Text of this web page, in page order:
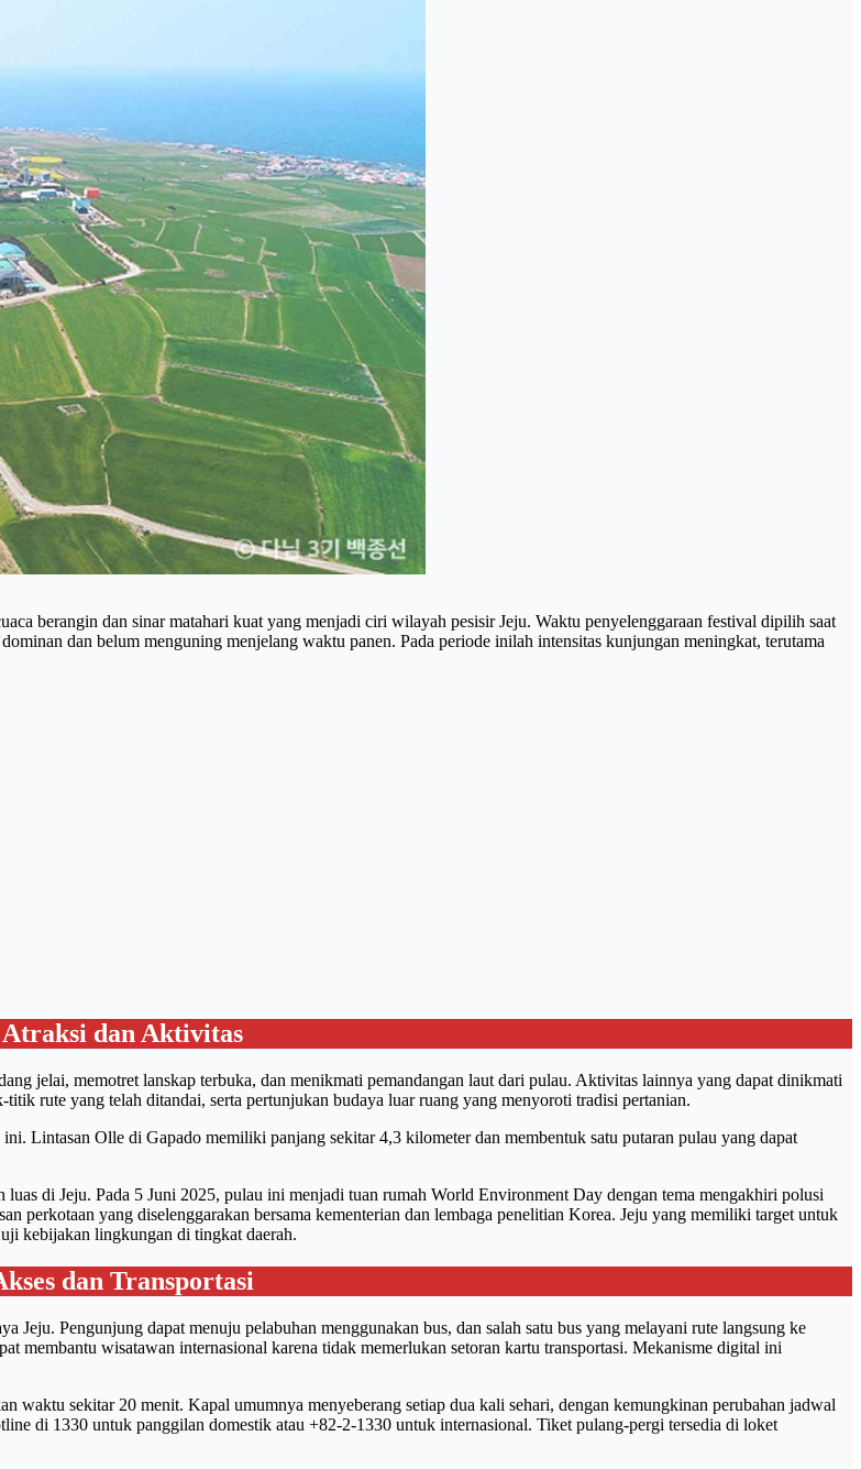
berangin dan sinar matahari kuat yang menjadi ciri wilayah pesisir Jeju. Waktu penyelenggaraan festival dipilih saat
dan belum menguning menjelang waktu panen. Pada periode inilah intensitas kunjungan meningkat, terutama
Atraksi dan Aktivitas
jelai, memotret lanskap terbuka, dan menikmati pemandangan laut dari pulau. Aktivitas lainnya yang dapat dinikmati
rute yang telah ditandai, serta pertunjukan budaya luar ruang yang menyoroti tradisi pertanian.
Lintasan Olle di Gapado memiliki panjang sekitar 4,3 kilometer dan membentuk satu putaran pulau yang dapat
di Jeju. Pada 5 Juni 2025, pulau ini menjadi tuan rumah World Environment Day dengan tema mengakhiri polusi
perkotaan yang diselenggarakan bersama kementerian dan lembaga penelitian Korea. Jeju yang memiliki target untuk
kebijakan lingkungan di tingkat daerah.
dan Transportasi
Jeju. Pengunjung dapat menuju pelabuhan menggunakan bus, dan salah satu bus yang melayani rute langsung ke
membantu wisatawan internasional karena tidak memerlukan setoran kartu transportasi. Mekanisme digital ini
waktu sekitar 20 menit. Kapal umumnya menyeberang setiap dua kali sehari, dengan kemungkinan perubahan jadwal
di 1330 untuk panggilan domestik atau +82-2-1330 untuk internasional. Tiket pulang-pergi tersedia di loket